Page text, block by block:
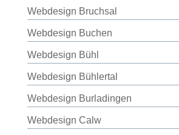
Webdesign Bruchsal
Webdesign Buchen
Webdesign Bühl
Webdesign Bühlertal
Webdesign Burladingen
Webdesign Calw